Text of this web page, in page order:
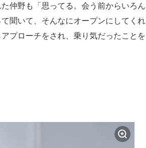
仲野も「思ってる。会う前からいろん
聞いて、そんなにオープンにしてくれ
プローチをされ、乗り気だったことを